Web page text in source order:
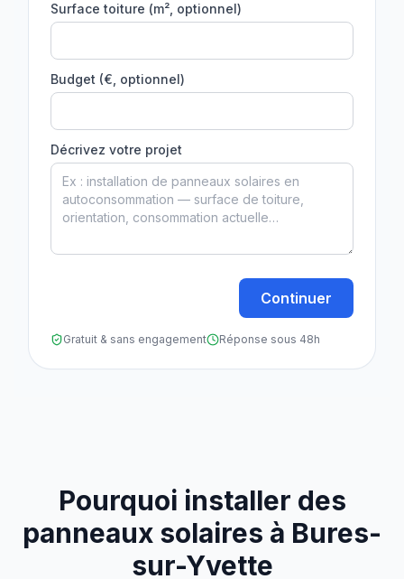
Surface toiture (m², optionnel)
Budget (€, optionnel)
Décrivez votre projet
Continuer
Gratuit & sans engagement Réponse sous 48h
Pourquoi installer des
panneaux solaires à Bures-
sur-Yvette